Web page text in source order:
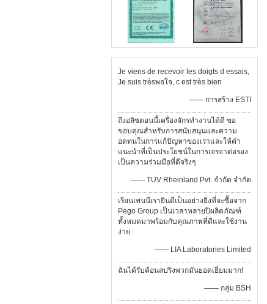
Je viens de recevoir les doigts d essais,
Je suis trèsพอใจ, c est très bien
—— การสร้าง ESTI
ถึงอลิซตอนนี้เครื่องจักรทำงานได้ดี ขอ
ขอบคุณสำหรับการสนับสนุนและความ
อดทนในการแก้ปัญหาของเราและให้คำ
แนะนำที่เป็นประโยชน์ในการเจรจาต่อรอง
เป็นความร่วมมือที่ดีจริงๆ
—— TUV Rheinland Pvt. จำกัด จำกัด
เรียนเพนนีเรายินดีเป็นอย่างยิ่งที่จะซื้อจาก
Pego Group เป็นเวลาหลายปีผลิตภัณฑ์
ทั้งหมดมาพร้อมกับคุณภาพที่ดีและใช้งาน
ง่าย
—— LIA Laboratories Limited
ฉันได้รับค้อนสปริงพวกมันยอดเยี่ยมมาก!
—— กลุ่ม BSH